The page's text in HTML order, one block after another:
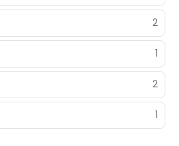
2
1
2
1